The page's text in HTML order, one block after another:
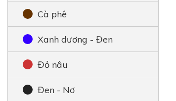
Cà phê
Xanh dương - Đen
Đỏ nâu
Đen - Nơ